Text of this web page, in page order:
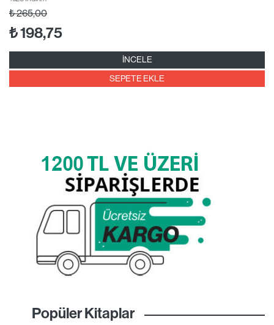
₺265,00
₺198,75
İNCELE
SEPETE EKLE
Popüler Kitaplar